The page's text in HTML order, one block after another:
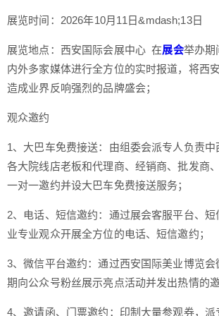
展览时间：2026年10月11日&mdash;13日
展览地点：西安国际会展中心在展会举办期
内外多家媒体进行全方位的实时报道，将西
造成业界反响强烈的品牌盛会；
观众邀约
1、大巴车免费接送：由组委会派专人负责
各大院线店老板和代理商、经销商、批发商
一对一邀约并设大巴车免费接送服务；
2、电话、短信邀约：通过展会客服平台、
业专业观众开展全方位的电话、短信邀约；
3、微信平台邀约：通过西安国际美业博览会
期向公众号粉丝展示亮点活动并发出热情的邀
4、邀请函、门票邀约：印制大量参观券，派